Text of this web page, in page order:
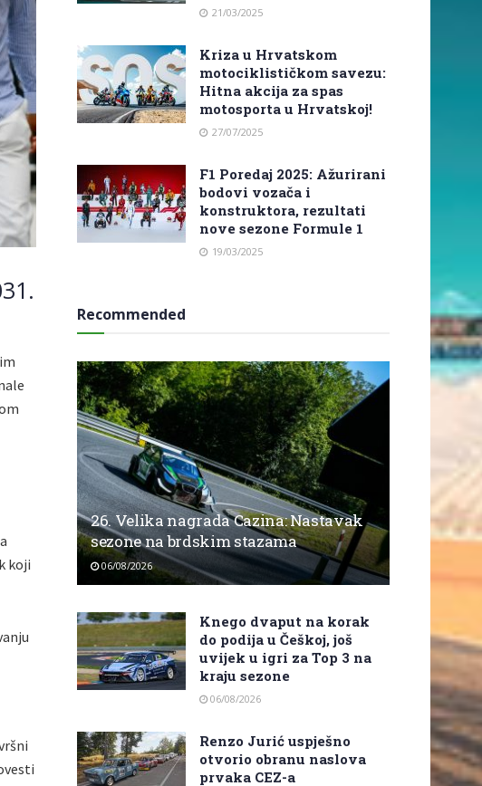
koji
21/03/2025
Kriza u Hrvatskom
motociklističkom savezu:
Hitna akcija za spas
motosporta u Hrvatskoj!
27/07/2025
F1 Poredaj 2025: Ažurirani
bodovi vozača i
konstruktora, rezultati
nove sezone Formule 1
19/03/2025
Recommended
26. Velika nagrada Cazina: Nastavak
sezone na brdskim stazama
06/08/2026
Knego dvaput na korak
do podija u Češkoj, još
uvijek u igri za Top 3 na
kraju sezone
06/08/2026
Renzo Jurić uspješno
otvorio obranu naslova
prvaka CEZ-a